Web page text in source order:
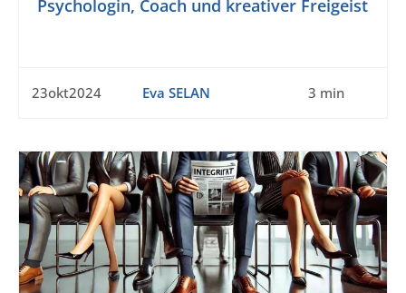
Psychologin, Coach und kreativer Freigeist
23okt2024 Eva SELAN 3 min